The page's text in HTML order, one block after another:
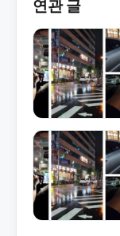
연관 글